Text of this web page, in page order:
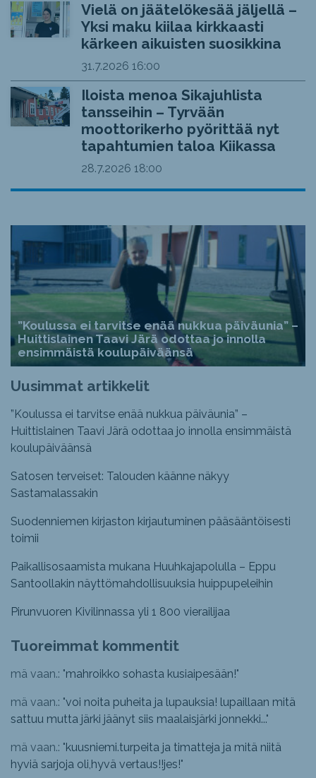
Vielä on jäätelökesää jäljellä –
Yksi maku kiilaa kirkkaasti
kärkeen aikuisten suosikkina
31.7.2026 16:00
Iloista menoa Sikajuhlista
tansseihin – Tyrvään
moottorikerho pyörittää nyt
tapahtumien taloa Kiikassa
28.7.2026 18:00
”Koulussa ei tarvitse enää nukkua päiväunia” –
Huittislainen Taavi Järä odottaa jo innolla
ensimmäistä koulupäiväänsä
Uusimmat artikkelit
”Koulussa ei tarvitse enää nukkua päiväunia” –
Huittislainen Taavi Järä odottaa jo innolla ensimmäistä
koulupäiväänsä
Satosen terveiset: Talouden käänne näkyy
Sastamalassakin
Suodenniemen kirjaston kirjautuminen pääsääntöisesti
toimii
Paikallisosaamista mukana Huuhkajapolulla – Eppu
Santoollakin näyttömahdollisuuksia huippupeleihin
Pirunvuoren Kivilinnassa yli 1 800 vierailijaa
Tuoreimmat kommentit
mä vaan.: "mahroikko sohasta kusiaipesään!"
mä vaan.: "voi noita puheita ja lupauksia! lupaillaan mitä
sattuu mutta järki jäänyt siis maalaisjärki jonnekki..."
mä vaan.: "kuusniemi.turpeita ja timatteja ja mitä niitä
hyviä sarjoja oli,hyvä vertaus!!jes!"